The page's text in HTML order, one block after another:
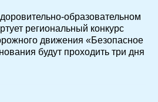
образовательном
региональный конкурс
движения «Безопасное
будут проходить три дня